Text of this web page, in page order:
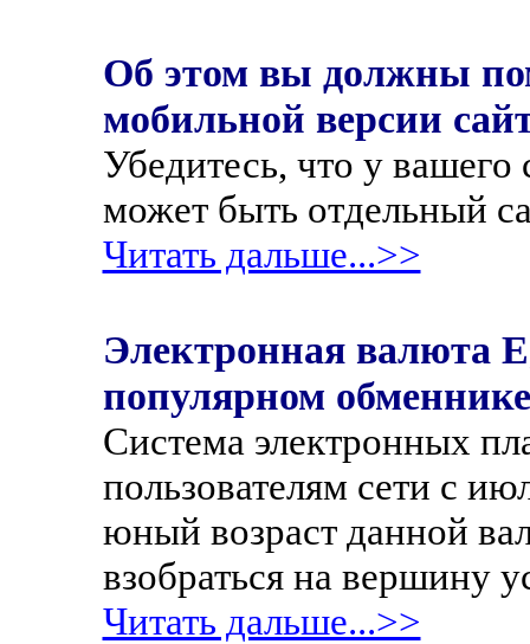
Об этом вы должны
мобильной версии
Убедитесь, что у вашего
может быть отдельный
Читать дальше...>>
Электронная валюта
популярном
Система электронных
пользователям сети с
юный возраст данной
взобраться на вершину
Читать дальше...>>